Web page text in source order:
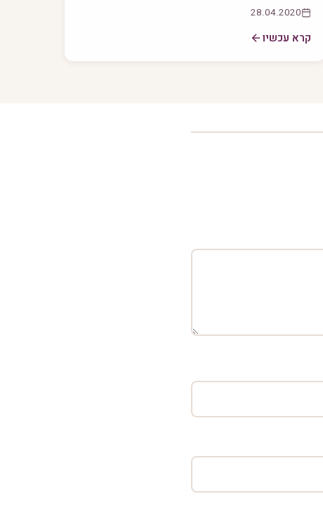
28.04.2020
קרא עכשיו